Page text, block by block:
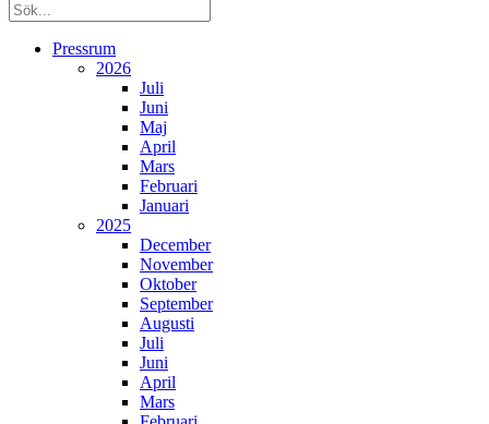
Pressrum
2026
Juli
Juni
Maj
April
Mars
Februari
Januari
2025
December
November
Oktober
September
Augusti
Juli
Juni
April
Mars